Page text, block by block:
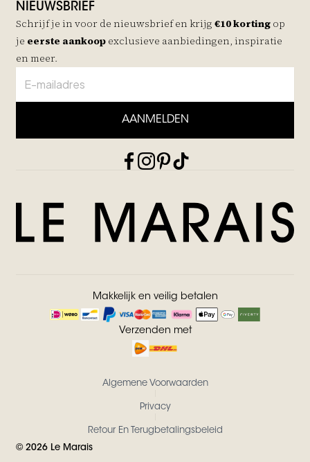
NIEUWSBRIEF
Schrijf je in voor de nieuwsbrief en krijg €10 korting op
je eerste aankoop exclusieve aanbiedingen, inspiratie
en meer.
AANMELDEN
Makkelijk en veilig betalen
Verzenden met
Algemene Voorwaarden
Privacy
Retour En Terugbetalingsbeleid
© 2026 Le Marais